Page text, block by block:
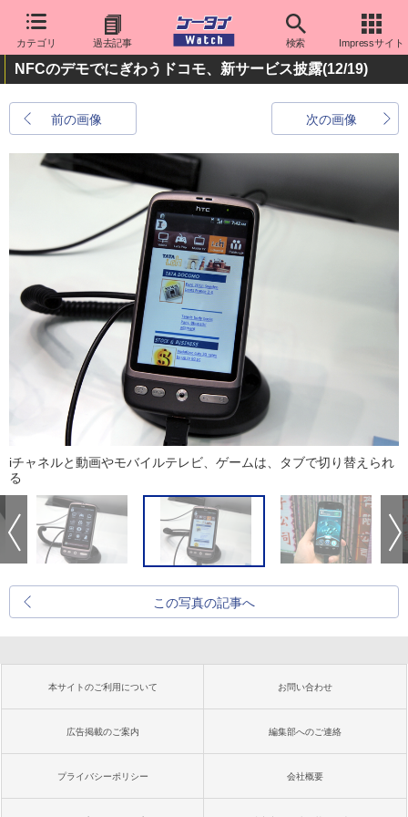
カテゴリ 過去記事 検索 Impressサイト
NFCのデモでにぎわうドコモ、新サービス披露(12/19)
前の画像 次の画像
iチャネルと動画やモバイルテレビ、ゲームは、タブで切り替えられ
る
この写真の記事へ
本サイトのご利用について お問い合わせ
広告掲載のご案内 編集部へのご連絡
プライバシーポリシー 会社概要